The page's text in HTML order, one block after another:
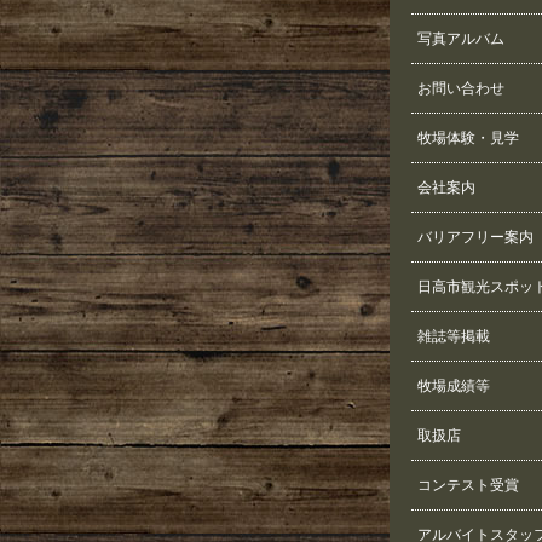
写真アルバム
お問い合わせ
牧場体験・見学
会社案内
バリアフリー案内
日高市観光スポッ
雑誌等掲載
牧場成績等
取扱店
コンテスト受賞
アルバイトスタッ